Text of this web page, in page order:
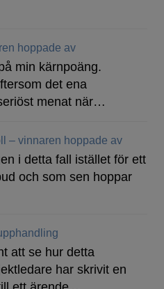
hoppade av
min kärnpoäng.
det ena
menat när…
– vinnaren hoppade av
i detta fall istället för ett
och som sen hoppar
att se hur detta
har skrivit en